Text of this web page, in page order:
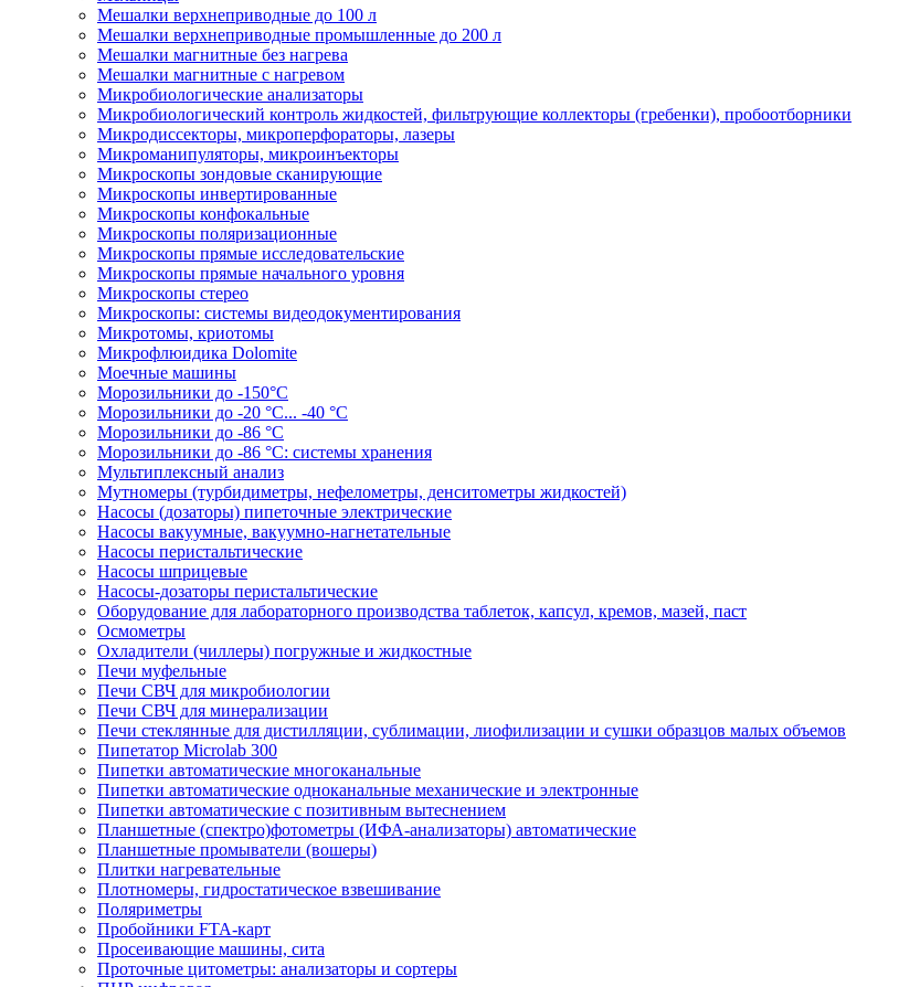
Мешалки верхнеприводные до 100 л
Мешалки верхнеприводные промышленные до 200 л
Мешалки магнитные без нагрева
Мешалки магнитные с нагревом
Микробиологические анализаторы
Микробиологический контроль жидкостей, фильтрующие коллекторы (гребенки), пробоотборники
Микродиссекторы, микроперфораторы, лазеры
Микроманипуляторы, микроинъекторы
Микроскопы зондовые сканирующие
Микроскопы инвертированные
Микроскопы конфокальные
Микроскопы поляризационные
Микроскопы прямые исследовательские
Микроскопы прямые начального уровня
Микроскопы стерео
Микроскопы: системы видеодокументирования
Микротомы, криотомы
Микрофлюидика Dolomite
Моечные машины
Морозильники до -150°С
Морозильники до -20 °C... -40 °C
Морозильники до -86 °C
Морозильники до -86 °C: системы хранения
Мультиплексный анализ
Мутномеры (турбидиметры, нефелометры, денситометры жидкостей)
Насосы (дозаторы) пипеточные электрические
Насосы вакуумные, вакуумно-нагнетательные
Насосы перистальтические
Насосы шприцевые
Насосы-дозаторы перистальтические
Оборудование для лабораторного производства таблеток, капсул, кремов, мазей, паст
Осмометры
Охладители (чиллеры) погружные и жидкостные
Печи муфельные
Печи СВЧ для микробиологии
Печи СВЧ для минерализации
Печи стеклянные для дистилляции, сублимации, лиофилизации и сушки образцов малых объемов
Пипетатор Microlab 300
Пипетки автоматические многоканальные
Пипетки автоматические одноканальные механические и электронные
Пипетки автоматические с позитивным вытеснением
Планшетные (спектро)фотометры (ИФА-анализаторы) автоматические
Планшетные промыватели (вошеры)
Плитки нагревательные
Плотномеры, гидростатическое взвешивание
Поляриметры
Пробойники FTA-карт
Просеивающие машины, сита
Проточные цитометры: анализаторы и сортеры